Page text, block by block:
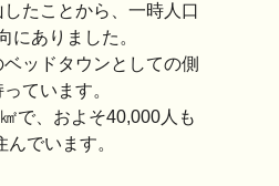
たことから、一時人口
にありました。
ッドタウンとしての側
ています。
で、およそ40,000人も
んでいます。